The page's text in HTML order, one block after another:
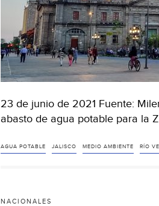
23 de junio de 2021 Fuente:
abasto de agua potable para la
AGUA POTABLE JALISCO MEDIO AMBIENTE RÍO
NACIONALES